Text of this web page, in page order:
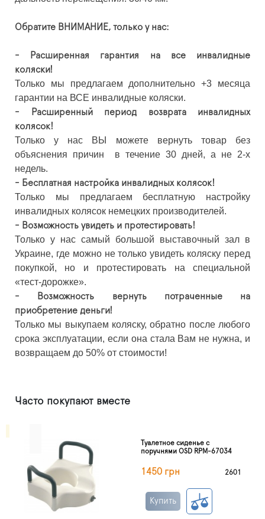
Обратите ВНИМАНИЕ, только у нас:
- Расширенная гарантия на все инвалидные
коляски!
Только мы предлагаем дополнительно +3 месяца
гарантии на ВСЕ инвалидные коляски.
- Расширенный период возврата инвалидных
колясок!
Только у нас ВЫ можете вернуть товар без
объяснения причин в течение 30 дней, а не 2-х
недель.
- Бесплатная настройка инвалидных колясок!
Только мы предлагаем бесплатную настройку
инвалидных колясок немецких производителей.
- Возможность увидеть и протестировать!
Только у нас самый большой выставочный зал в
Украине, где можно не только увидеть коляску перед
покупкой, но и протестировать на специальной
«тест-дорожке».
- Возможность вернуть потраченные на
приобретение деньги!
Только мы выкупаем коляску, обратно после любого
срока эксплуатации, если она стала Вам не нужна, и
возвращаем до 50% от стоимости!
Часто покупают вместе
Туалетное сиденье c
поручнями OSD RPM-67034
1450 грн 2601
Купить